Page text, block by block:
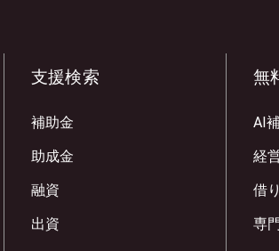
支援検索
補助金
助成金
融資
出資
無
AI
経
借
専